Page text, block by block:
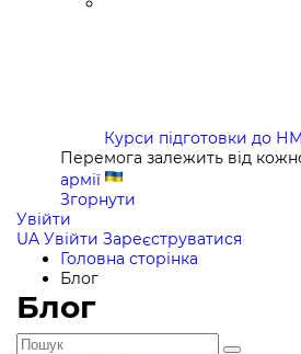
Курси підготовки до
Перемога залежить від
армії
Згорнути
Увійти
UA Увійти Зареєструватися
Головна сторінка
Блог
Блог